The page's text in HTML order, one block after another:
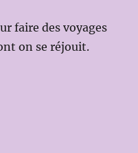
faire des voyages
on se réjouit.